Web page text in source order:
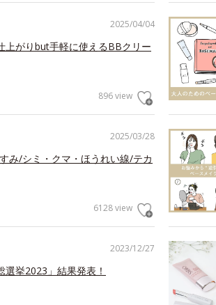
2025/04/04
上がりbut手軽に使えるBBクリー
896 view
2025/03/28
み/シミ・クマ・ほうれい線/テカ
6128 view
2023/12/27
挙2023」結果発表！